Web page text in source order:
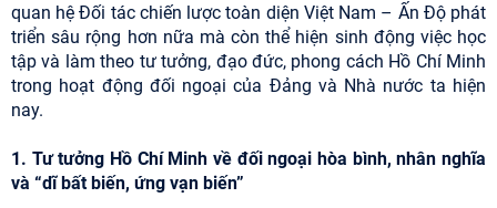
quan hệ Đối tác chiến lược toàn diện Việt Nam – Ấn Độ phát
triển sâu rộng hơn nữa mà còn thể hiện sinh động việc học
tập và làm theo tư tưởng, đạo đức, phong cách Hồ Chí Minh
trong hoạt động đối ngoại của Đảng và Nhà nước ta hiện
nay.
1. Tư tưởng Hồ Chí Minh về đối ngoại hòa bình, nhân nghĩa
và “dĩ bất biến, ứng vạn biến”